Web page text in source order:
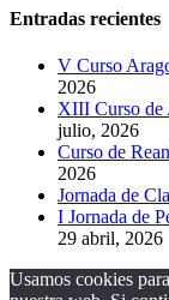
Entradas recientes
V Curso
2026
XIII Curso de
julio, 2026
Curso de
2026
Jornada de
I Jornada de
29 abril, 2026
Usamos cookies